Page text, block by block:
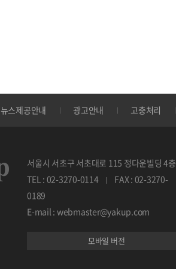
뉴스제공안내 광고안내 고충처리
서울시 서초구 서초대로 115 정다운빌딩 4층
TEL : 02-3270-0114
FAX : 02-3270-
0189
E-mail : webmaster@yakup.com
모바일 버전